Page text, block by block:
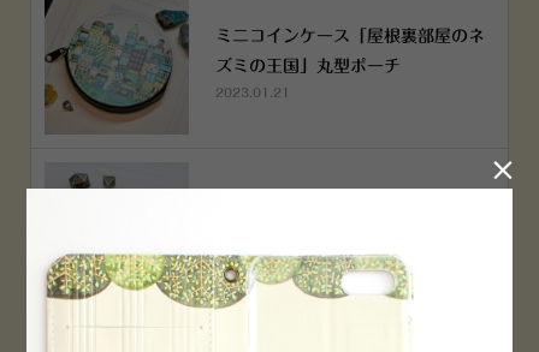
ミニコインケース「屋根裏部屋のネ
ズミの王国」丸型ポーチ
2023.01.21
2023.01.21
